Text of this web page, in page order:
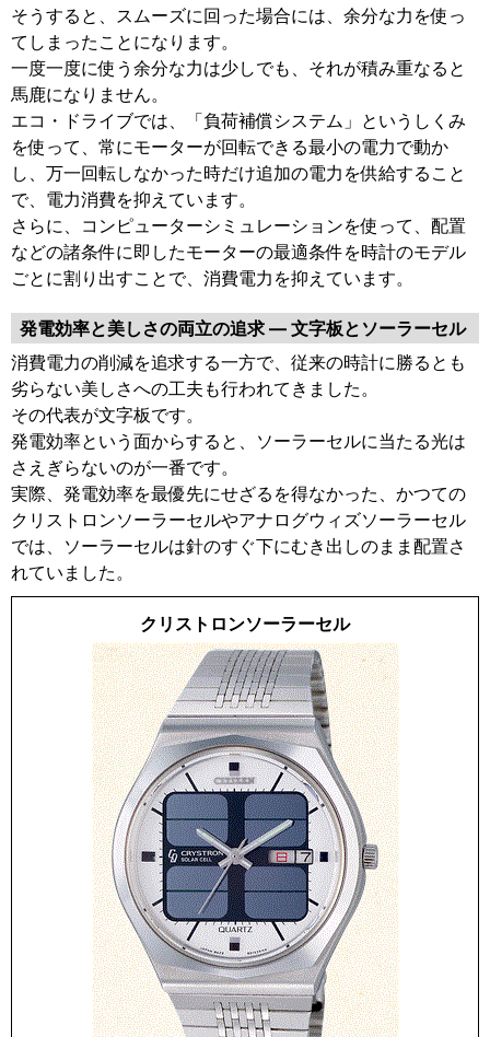
そうすると、スムーズに回った場合には、余分な力を使っ
てしまったことになります。
一度一度に使う余分な力は少しでも、それが積み重なると
馬鹿になりません。
エコ・ドライブでは、「負荷補償システム」というしくみ
を使って、常にモーターが回転できる最小の電力で動か
し、万一回転しなかった時だけ追加の電力を供給すること
で、電力消費を抑えています。
さらに、コンピューターシミュレーションを使って、配置
などの諸条件に即したモーターの最適条件を時計のモデル
ごとに割り出すことで、消費電力を抑えています。
発電効率と美しさの両立の追求 — 文字板とソーラーセル
消費電力の削減を追求する一方で、従来の時計に勝るとも
劣らない美しさへの工夫も行われてきました。
その代表が文字板です。
発電効率という面からすると、ソーラーセルに当たる光は
さえぎらないのが一番です。
実際、発電効率を最優先にせざるを得なかった、かつての
クリストロンソーラーセルやアナログウィズソーラーセル
では、ソーラーセルは針のすぐ下にむき出しのまま配置さ
れていました。
クリストロンソーラーセル